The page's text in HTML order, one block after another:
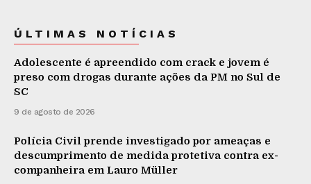
ÚLTIMAS NOTÍCIAS
Adolescente é apreendido com crack e jovem é
preso com drogas durante ações da PM no Sul de
SC
9 de agosto de 2026
Polícia Civil prende investigado por ameaças e
descumprimento de medida protetiva contra ex-
companheira em Lauro Müller